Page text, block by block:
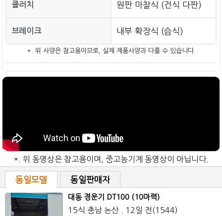
클러치 원판 마찰식 (건식 다판)
브레이크 내부 확장식 (습식)
*. 위 사양은 참고용이므로, 실제 제품사양과 다를 수 있습니다.
*. 위 동영상은 참고용이며, 중고농기계 동영상이 아닙니다.
동일모델 동일판매자
대동 경운기 DT100 (10마력)
15식 충남 논산 . 12일 전(1544)